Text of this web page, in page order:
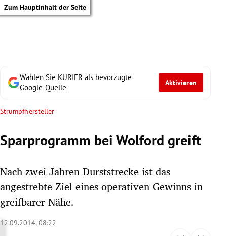
Zum Hauptinhalt der Seite
Wählen Sie KURIER als bevorzugte
Google-Quelle
Aktivieren
Strumpfhersteller
Sparprogramm bei Wolford greift
Nach zwei Jahren Durststrecke ist das
angestrebte Ziel eines operativen Gewinns in
greifbarer Nähe.
12.09.2014, 08:22